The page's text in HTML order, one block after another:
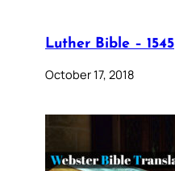
Luther Bible – 1545
October 17, 2018